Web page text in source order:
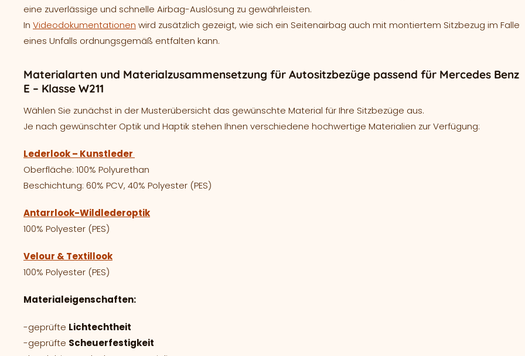
eine zuverlässige und schnelle Airbag-Auslösung zu gewährleisten.
In Videodokumentationen wird zusätzlich gezeigt, wie sich ein Seitenairbag auch mit montiertem Sitzbezug im Falle
eines Unfalls ordnungsgemäß entfalten kann.
Materialarten und Materialzusammensetzung für Autositzbezüge passend für Mercedes Benz
E – Klasse W211
Wählen Sie zunächst in der Musterübersicht das gewünschte Material für Ihre Sitzbezüge aus.
Je nach gewünschter Optik und Haptik stehen Ihnen verschiedene hochwertige Materialien zur Verfügung:
Lederlook – Kunstleder
Oberfläche: 100% Polyurethan
Beschichtung: 60% PCV, 40% Polyester (PES)
Antarrlook-Wildlederoptik
100% Polyester (PES)
Velour & Textillook
100% Polyester (PES)
Materialeigenschaften:
-geprüfte Lichtechtheit
-geprüfte Scheuerfestigkeit